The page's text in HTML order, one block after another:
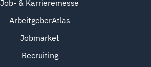
Job- & Karrieremesse
ArbeitgeberAtlas
Jobmarket
Recruiting